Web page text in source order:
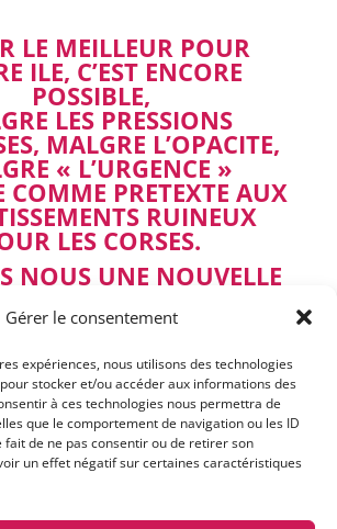
Gérer le consentement
expériences, nous utilisons des technologies
stocker et/ou accéder aux informations des
à ces technologies nous permettra de
que le comportement de navigation ou les ID
fait de ne pas consentir ou de retirer son
un effet négatif sur certaines caractéristiques
LE MEILLEUR POUR
ILE, C’EST ENCORE
POSSIBLE,
LES PRESSIONS
MALGRE L’OPACITE,
« L’URGENCE »
COMME PRETEXTE AUX
RUINEUX
LES CORSES.
NOUS UNE NOUVELLE
AUX CSR ET A
OUI AU TRI !